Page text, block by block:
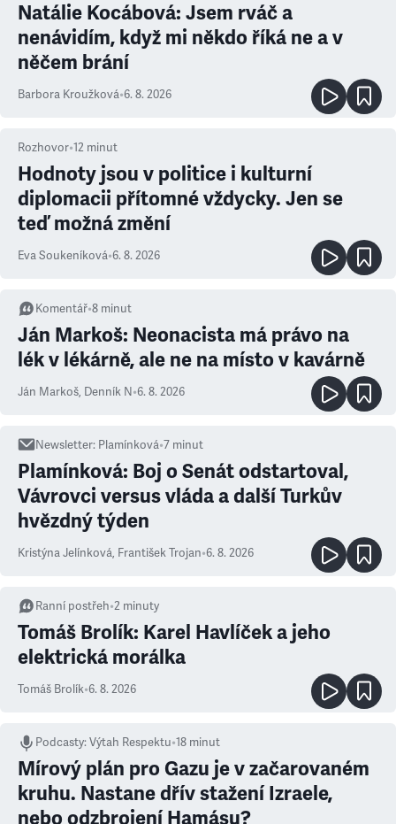
Natálie Kocábová: Jsem rváč a
nenávidím, když mi někdo říká ne a v
něčem brání
Barbora Kroužková•6. 8. 2026
Rozhovor•12 minut
Hodnoty jsou v politice i kulturní
diplomacii přítomné vždycky. Jen se
teď možná změní
Eva Soukeníková•6. 8. 2026
Komentář•8 minut
Ján Markoš: Neonacista má právo na
lék v lékárně, ale ne na místo v kavárně
Ján Markoš, Denník N•6. 8. 2026
Newsletter: Plamínková•7 minut
Plamínková: Boj o Senát odstartoval,
Vávrovci versus vláda a další Turkův
hvězdný týden
Kristýna Jelínková, František Trojan•6. 8. 2026
Ranní postřeh•2 minuty
Tomáš Brolík: Karel Havlíček a jeho
elektrická morálka
Tomáš Brolík•6. 8. 2026
Podcasty:Výtah Respektu•18 minut
Mírový plán pro Gazu je v začarovaném
kruhu. Nastane dřív stažení Izraele,
nebo odzbrojení Hamásu?